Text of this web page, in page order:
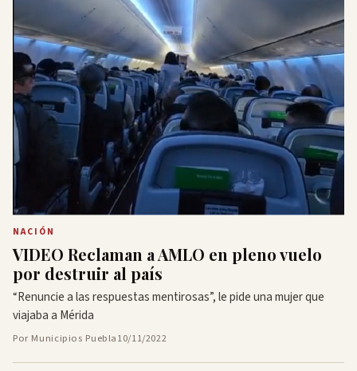
NACIÓN
VIDEO Reclaman a AMLO en pleno vuelo
por destruir al país
“Renuncie a las respuestas mentirosas”, le pide una mujer que
viajaba a Mérida
Por Municipios Puebla10/11/2022